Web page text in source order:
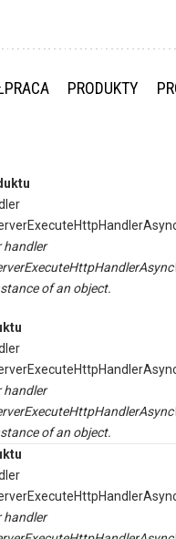
PRODUKTY
handler
of an object.
handler
of an object.
handler